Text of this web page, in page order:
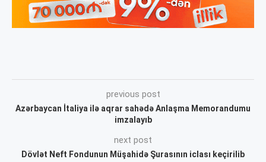
previous post
Azərbaycan İtaliya ilə aqrar sahədə Anlaşma Memorandumu
imzalayıb
next post
Dövlət Neft Fondunun Müşahidə Şurasının iclası keçirilib